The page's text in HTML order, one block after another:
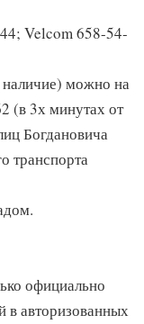
Velcom 658-54-
наличие) можно на
(в 3х минутах от
Богдановича
транспорта
официально
в авторизованных